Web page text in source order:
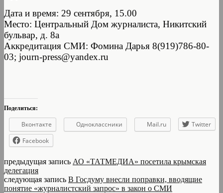
Дата и время: 29 сентября, 15.00
Место: Центральный Дом журналиста, Никитский
бульвар, д. 8а
Аккредитация СМИ: Фомина Дарья 8(919)786-80-
03; journ-press@yandex.ru
Поделиться:
Вконтакте Одноклассники Mail.ru
Twitter
Facebook
предыдущая запись АО «ТАТМЕДИА» посетила крымская
делегация
следующая запись В Госдуму внесли поправки, вводящие
понятие «журналистский запрос» в закон о СМИ